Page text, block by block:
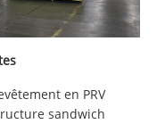
en PRV
sandwich